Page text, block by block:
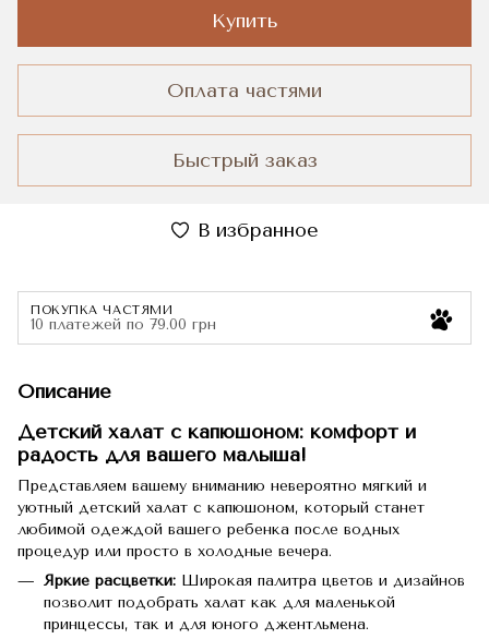
Купить
Оплата частями
Быстрый заказ
В избранное
ПОКУПКА ЧАСТЯМИ
10 платежей по 79.00 грн
Описание
Детский халат с капюшоном: комфорт и
радость для вашего малыша!
Представляем вашему вниманию невероятно мягкий и
уютный детский халат с капюшоном, который станет
любимой одеждой вашего ребенка после водных
процедур или просто в холодные вечера.
Яркие расцветки: Широкая палитра цветов и дизайнов
позволит подобрать халат как для маленькой
принцессы, так и для юного джентльмена.